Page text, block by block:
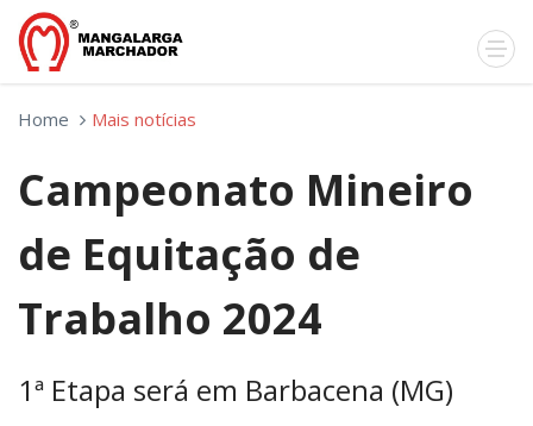
Home Mais notícias
Campeonato Mineiro
de Equitação de
Trabalho 2024
1ª Etapa será em Barbacena (MG)